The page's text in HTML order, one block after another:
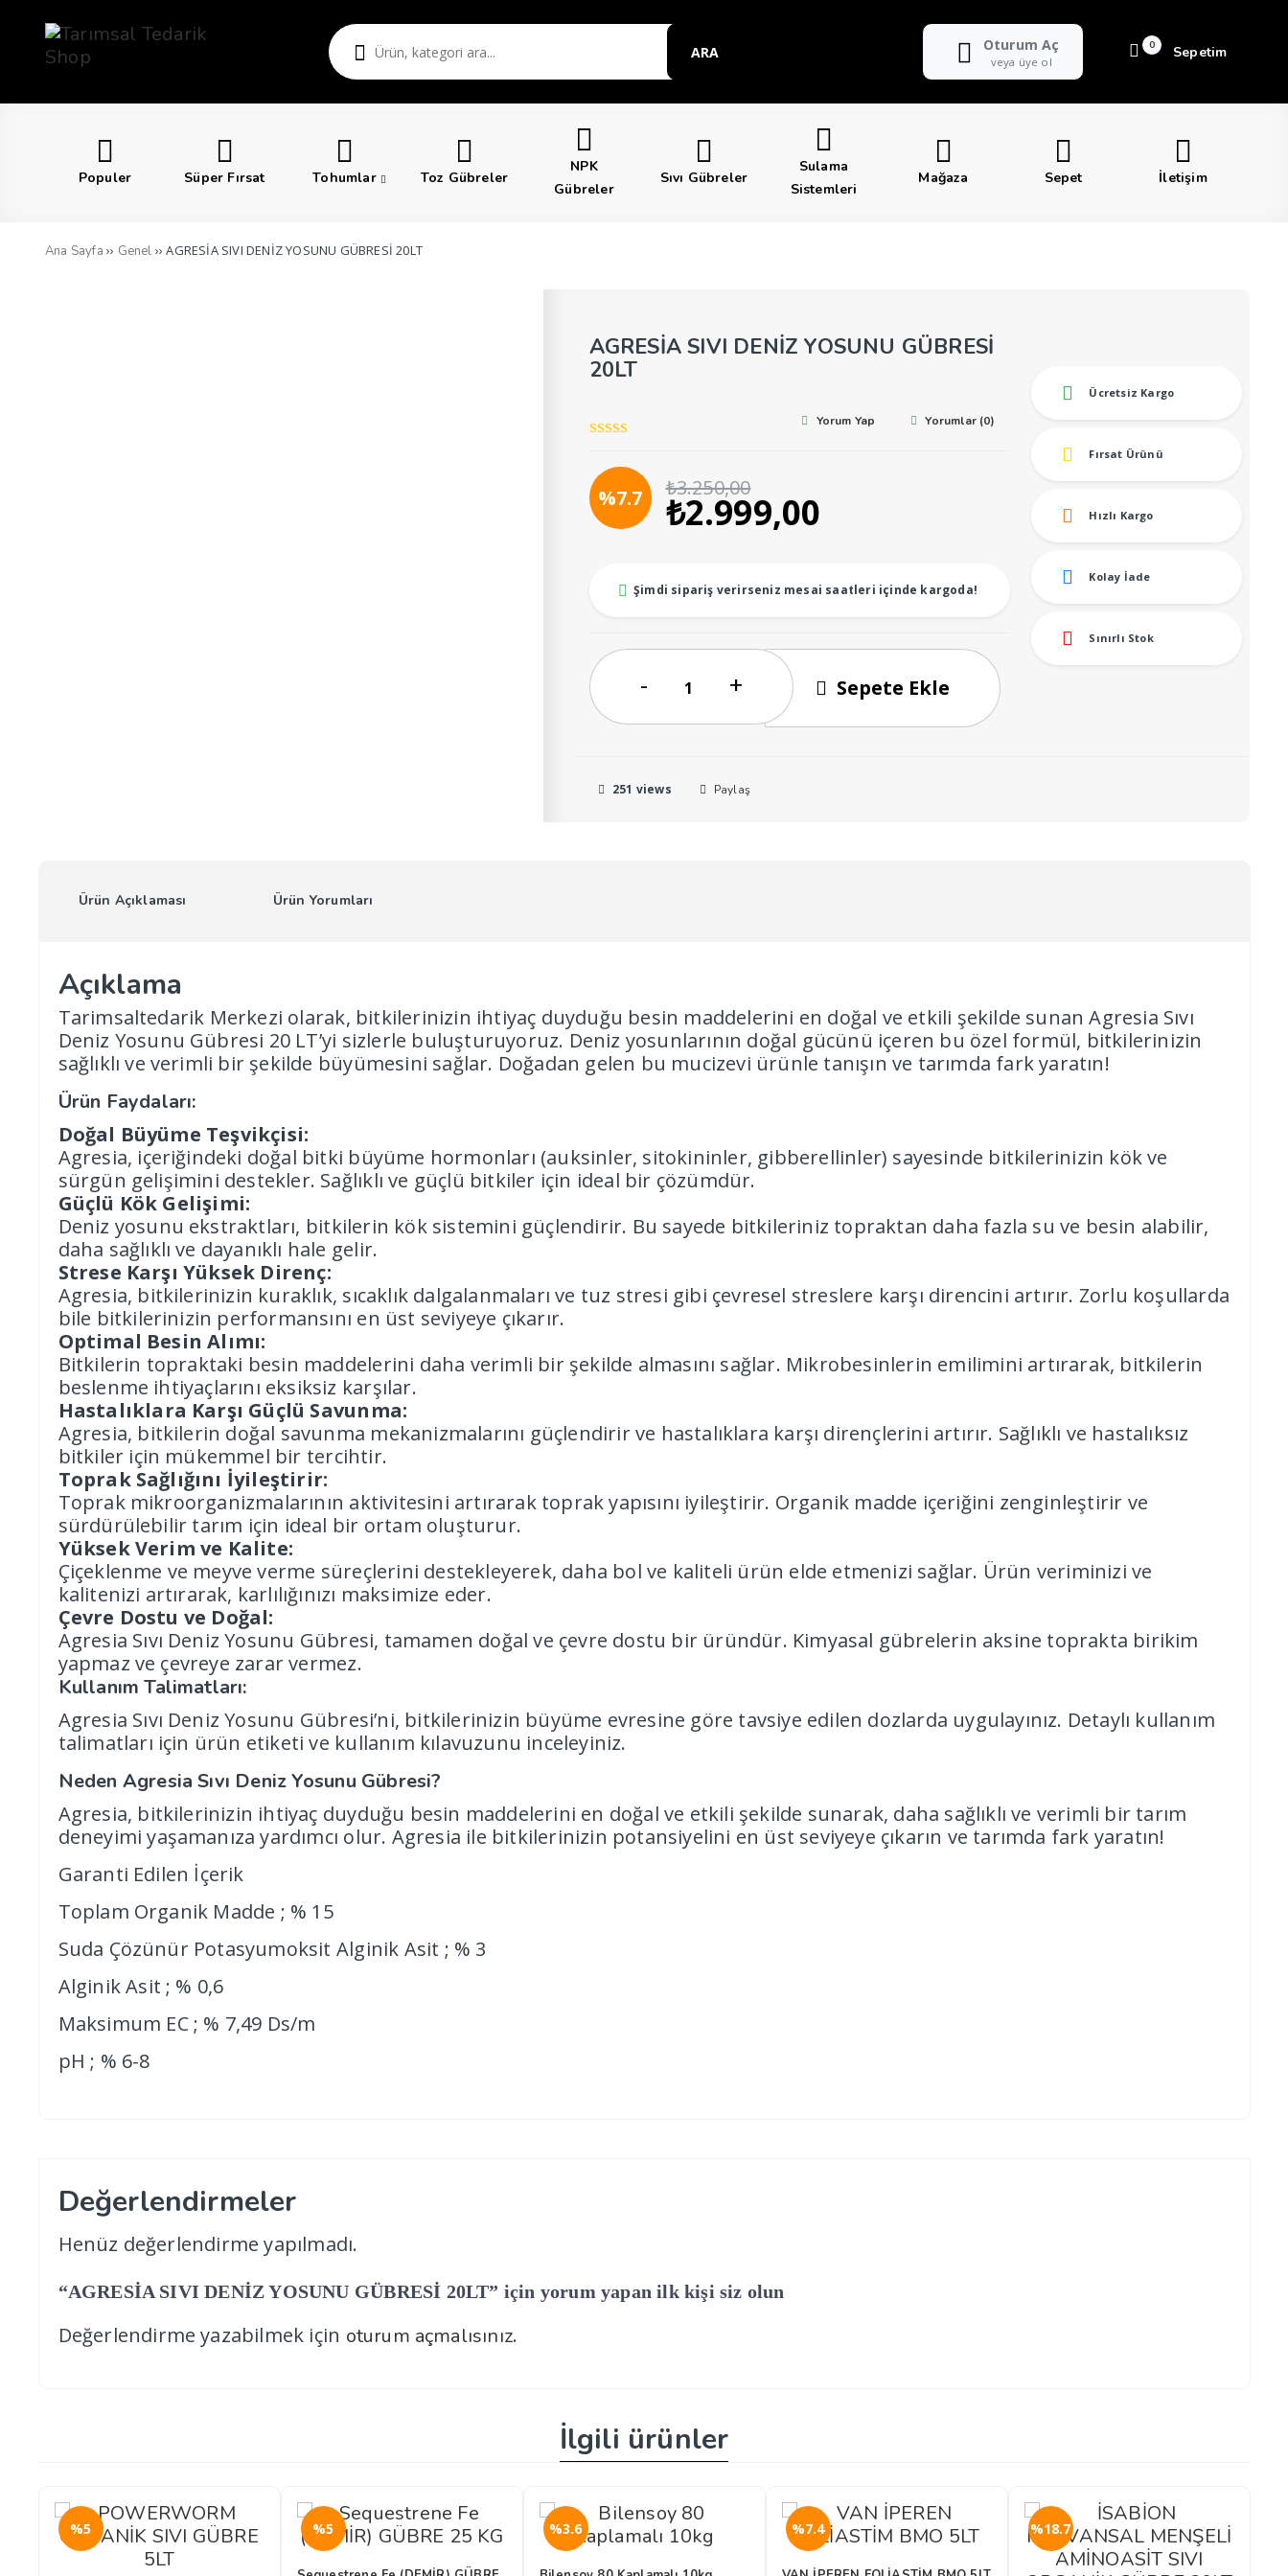
ARA Oturum Aç
veya üye ol
0 Sepetim
Populer Süper Fırsat Tohumlar Toz Gübreler
NPK
Gübreler
Sıvı Gübreler
Sulama
Sistemleri
Mağaza Sepet İletişim
Ana Sayfa ›› Genel ›› AGRESİA SIVI DENİZ YOSUNU GÜBRESİ 20LT
AGRESİA SIVI DENİZ YOSUNU GÜBRESİ
20LT
Yorum Yap Yorumlar (0)
₺3.250,00
Orijinal
fiyat:
₺2.999,00
₺2.999,00.
%7.7
Şimdi sipariş verirseniz mesai saatleri içinde kargoda!
AGRESİA
DENİZ
20LT
Sepete Ekle
Ücretsiz Kargo
Fırsat Ürünü
Hızlı Kargo
Kolay İade
Sınırlı Stok
251 views Paylaş
Ürün Açıklaması Ürün Yorumları
Açıklama
Tarimsaltedarik Merkezi olarak, bitkilerinizin ihtiyaç duyduğu besin maddelerini en doğal ve etkili şekilde sunan Agresia Sıvı
Deniz Yosunu Gübresi 20 LT’yi sizlerle buluşturuyoruz. Deniz yosunlarının doğal gücünü içeren bu özel formül, bitkilerinizin
sağlıklı ve verimli bir şekilde büyümesini sağlar. Doğadan gelen bu mucizevi ürünle tanışın ve tarımda fark yaratın!
Ürün Faydaları:
Doğal Büyüme Teşvikçisi:
Agresia, içeriğindeki doğal bitki büyüme hormonları (auksinler, sitokininler, gibberellinler) sayesinde bitkilerinizin kök ve
sürgün gelişimini destekler. Sağlıklı ve güçlü bitkiler için ideal bir çözümdür.
Güçlü Kök Gelişimi:
Deniz yosunu ekstraktları, bitkilerin kök sistemini güçlendirir. Bu sayede bitkileriniz topraktan daha fazla su ve besin alabilir,
daha sağlıklı ve dayanıklı hale gelir.
Strese Karşı Yüksek Direnç:
Agresia, bitkilerinizin kuraklık, sıcaklık dalgalanmaları ve tuz stresi gibi çevresel streslere karşı direncini artırır. Zorlu koşullarda
bile bitkilerinizin performansını en üst seviyeye çıkarır.
Optimal Besin Alımı:
Bitkilerin topraktaki besin maddelerini daha verimli bir şekilde almasını sağlar. Mikrobesinlerin emilimini artırarak, bitkilerin
beslenme ihtiyaçlarını eksiksiz karşılar.
Hastalıklara Karşı Güçlü Savunma:
Agresia, bitkilerin doğal savunma mekanizmalarını güçlendirir ve hastalıklara karşı dirençlerini artırır. Sağlıklı ve hastalıksız
bitkiler için mükemmel bir tercihtir.
Toprak Sağlığını İyileştirir:
Toprak mikroorganizmalarının aktivitesini artırarak toprak yapısını iyileştirir. Organik madde içeriğini zenginleştirir ve
sürdürülebilir tarım için ideal bir ortam oluşturur.
Yüksek Verim ve Kalite:
Çiçeklenme ve meyve verme süreçlerini destekleyerek, daha bol ve kaliteli ürün elde etmenizi sağlar. Ürün veriminizi ve
kalitenizi artırarak, karlılığınızı maksimize eder.
Çevre Dostu ve Doğal:
Agresia Sıvı Deniz Yosunu Gübresi, tamamen doğal ve çevre dostu bir üründür. Kimyasal gübrelerin aksine toprakta birikim
yapmaz ve çevreye zarar vermez.
Kullanım Talimatları:
Agresia Sıvı Deniz Yosunu Gübresi’ni, bitkilerinizin büyüme evresine göre tavsiye edilen dozlarda uygulayınız. Detaylı kullanım
talimatları için ürün etiketi ve kullanım kılavuzunu inceleyiniz.
Neden Agresia Sıvı Deniz Yosunu Gübresi?
Agresia, bitkilerinizin ihtiyaç duyduğu besin maddelerini en doğal ve etkili şekilde sunarak, daha sağlıklı ve verimli bir tarım
deneyimi yaşamanıza yardımcı olur. Agresia ile bitkilerinizin potansiyelini en üst seviyeye çıkarın ve tarımda fark yaratın!
Garanti Edilen İçerik
Toplam Organik Madde ; % 15
Suda Çözünür Potasyumoksit Alginik Asit ; % 3
Alginik Asit ; % 0,6
Maksimum EC ; % 7,49 Ds/m
pH ; % 6-8
Değerlendirmeler
Henüz değerlendirme yapılmadı.
“AGRESİA SIVI DENİZ YOSUNU GÜBRESİ 20LT” için yorum yapan ilk kişi siz olun
Değerlendirme yazabilmek için oturum açmalısınız.
İlgili ürünler
%5 %5 %3.6 %7.4 %18.7